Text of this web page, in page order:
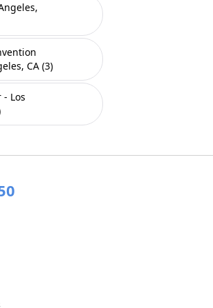
CA (3)
- Los